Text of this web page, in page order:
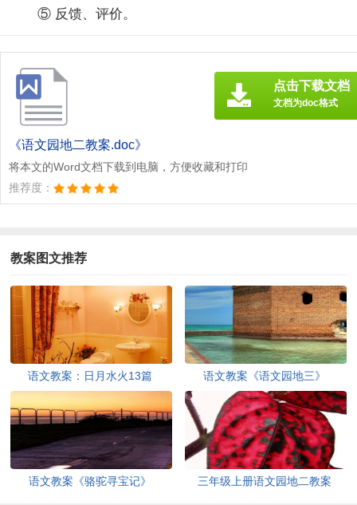
⑤ 反馈、评价。
《语文园地二教案.doc》
将本文的Word文档下载到电脑，方便收藏和打印
推荐度：
点击下载文档
文档为doc格式
教案图文推荐
语文教案：日月水火13篇 语文教案《语文园地三》
语文教案《骆驼寻宝记》 三年级上册语文园地二教案